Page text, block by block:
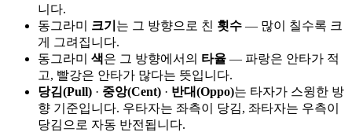
니다.
동그라미 크기 는 그 방향으로 친 횟수 — 많이 칠수록 크
게 그려집니다.
동그라미 색은 그 방향에서의 타율 — 파랑은 안타가 적
고, 빨강은 안타가 많다는 뜻입니다.
당김(Pull) · 중앙(Cent) · 반대(Oppo)는 타자가 스윙한 방
향 기준입니다. 우타자는 좌측이 당김, 좌타자는 우측이
당김으로 자동 반전됩니다.